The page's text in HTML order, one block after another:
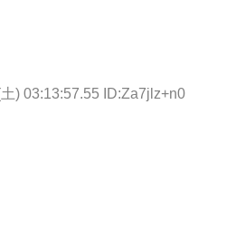
) 03:13:57.55 ID:Za7jlz+n0